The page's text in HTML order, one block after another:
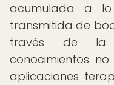
acumulada a lo
transmitida de
través de la
conocimientos
aplicaciones